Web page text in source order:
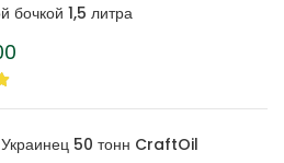
бочкой 1,5 литра
50 тонн CraftOil